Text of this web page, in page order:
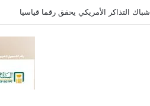
شباك التذاكر الأمريكي يحقق رقما قياسيا